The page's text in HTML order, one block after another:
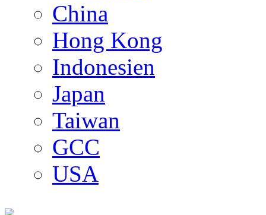
China
Hong Kong
Indonesien
Japan
Taiwan
GCC
USA